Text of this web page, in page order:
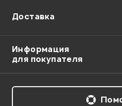
Доставка
Информация
для покупателя